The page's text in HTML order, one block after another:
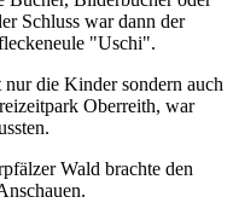
Schluss war dann der
"Uschi".
die Kinder sondern auch
Oberreith, war
Wald brachte den